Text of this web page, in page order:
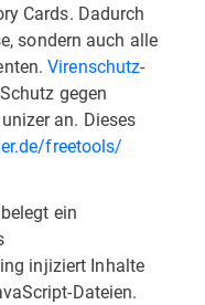
Cards. Dadurch
sondern auch alle
Virenschutz-
gegen
an. Dieses
freetools/
ein
injiziert Inhalte
Dateien.